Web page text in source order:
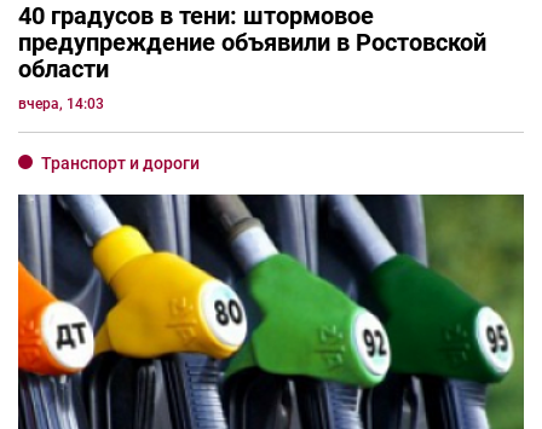
40 градусов в тени: штормовое
предупреждение объявили в Ростовской
области
вчера, 14:03
Транспорт и дороги